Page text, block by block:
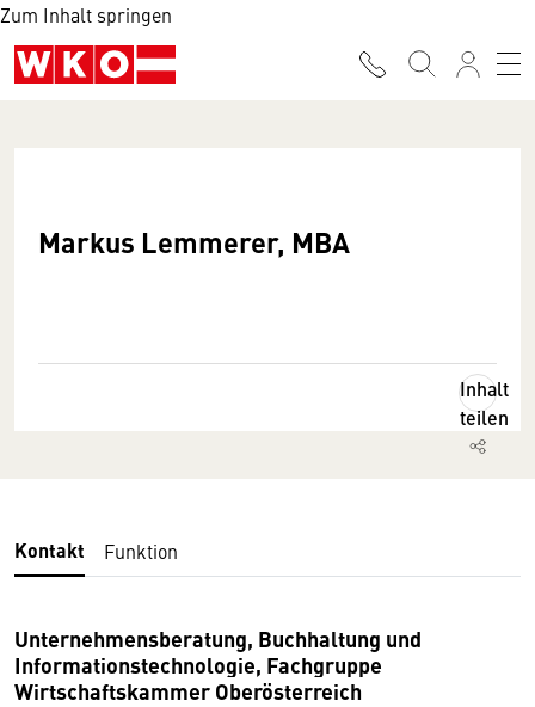
Zum Inhalt springen
Markus Lemmerer, MBA
Inhalt
teilen
Kontakt Funktion
Unternehmensberatung, Buchhaltung und
Informationstechnologie, Fachgruppe
Wirtschaftskammer Oberösterreich